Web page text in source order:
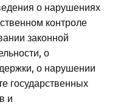
о нарушениях
контроле
законной
о
о нарушении
государственных
и